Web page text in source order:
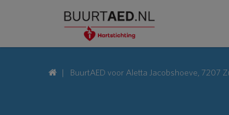
BuurtAED voor Aletta Jacobshoeve, 7207